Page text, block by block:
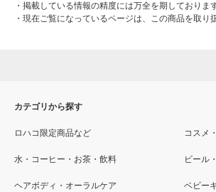
・ 掲載している情報の精度には万全を期しておりま
・ 現在ご覧になっているページは、この商品を取り
カテゴリから探す
ロハコ限定商品など コスメ
水・コーヒー・お茶・飲料 ビール
ヘアボディ・オーラルケア ベビー